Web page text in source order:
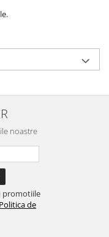
noastre
promotiile
Politica de